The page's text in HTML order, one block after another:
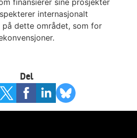
internasjonalt
på dette området, som for
Del